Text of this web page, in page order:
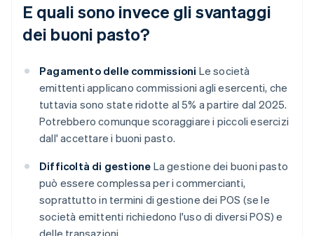
E quali sono invece gli svantaggi
dei buoni pasto?
Pagamento delle commissioni Le società
emittenti applicano commissioni agli esercenti, che
tuttavia sono state ridotte al 5% a partire dal 2025.
Potrebbero comunque scoraggiare i piccoli esercizi
dall' accettare i buoni pasto.
Difficoltà di gestione La gestione dei buoni pasto
può essere complessa per i commercianti,
soprattutto in termini di gestione dei POS (se le
società emittenti richiedono l'uso di diversi POS) e